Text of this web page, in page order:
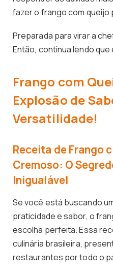
fazer o frango com queijo
Preparada para virar a
Então, continua lendo
Frango com
Explosão de
Versatilidade!
Receita de Frango
Cremoso: O
Inigualável
Se você está buscando
praticidade e sabor, o
escolha perfeita. Essa
culinária brasileira,
restaurantes por todo o